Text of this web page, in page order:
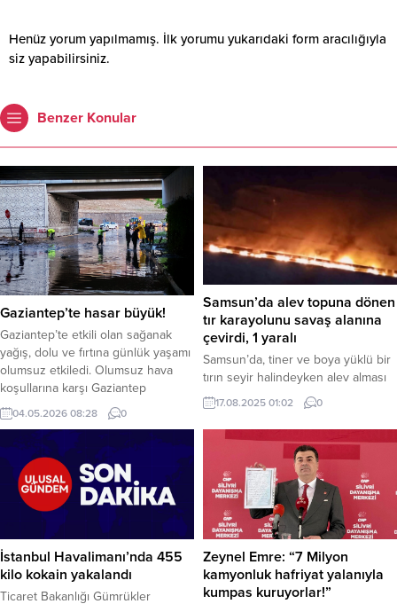
Henüz yorum yapılmamış. İlk yorumu yukarıdaki form aracılığıyla
siz yapabilirsiniz.
Benzer Konular
Gaziantep’te hasar büyük!
Gaziantep’te etkili olan sağanak
yağış, dolu ve fırtına günlük yaşamı
olumsuz etkiledi. Olumsuz hava
koşullarına karşı Gaziantep
Büyükşehir Belediyesi, 550
personel ve 180 araçla sahada
yoğun bir şekilde çalışmalarını
sürdürüyor. Haber Merkezi –
Gaziantep genelinde etkili olan ve
uzmanlar tarafından “süper hücre”
olarak tanımlanan şiddetli yağış,
dolu ve fırtına, kentte...
04.05.2026 08:28 0
Samsun’da alev topuna dönen
tır karayolunu savaş alanına
çevirdi, 1 yaralı
Samsun’da, tiner ve boya yüklü bir
tırın seyir halindeyken alev alması
ve frenlerinin boşalması faciaya yol
açtı. Yaklaşık 4 kilometre boyunca
alev topu gibi ilerleyen tır, iki araca
çarptı, bir aracı tamamen yaktı,
geçtiği yolu ve yol kenarındaki
ormanlık alanı ateşe verdi. Olayda
bir kişi yaralandı. Samsun – Olay,
dün...
17.08.2025 01:02 0
İstanbul Havalimanı’nda 455
kilo kokain yakalandı
Ticaret Bakanlığı Gümrükler
Zeynel Emre: “7 Milyon
kamyonluk hafriyat yalanıyla
kumpas kuruyorlar!”